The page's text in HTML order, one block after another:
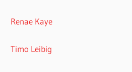
Renae Kaye
Timo Leibig